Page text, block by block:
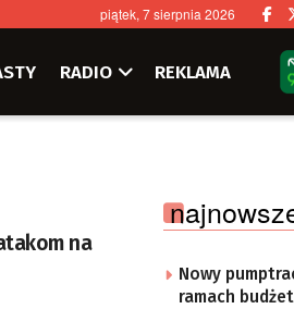
piątek, 7 sierpnia 2026
RADIO REKLAMA
na
Nowy
ramach